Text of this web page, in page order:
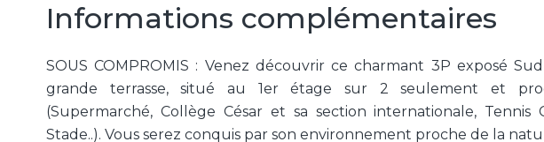
Informations complémentaires
SOUS COMPROMIS : Venez découvrir ce charmant 3P exposé
grande terrasse, situé au 1er étage sur 2 seulement et
(Supermarché, Collège César et sa section internationale,
Stade..). Vous serez conquis par son environnement proche de la